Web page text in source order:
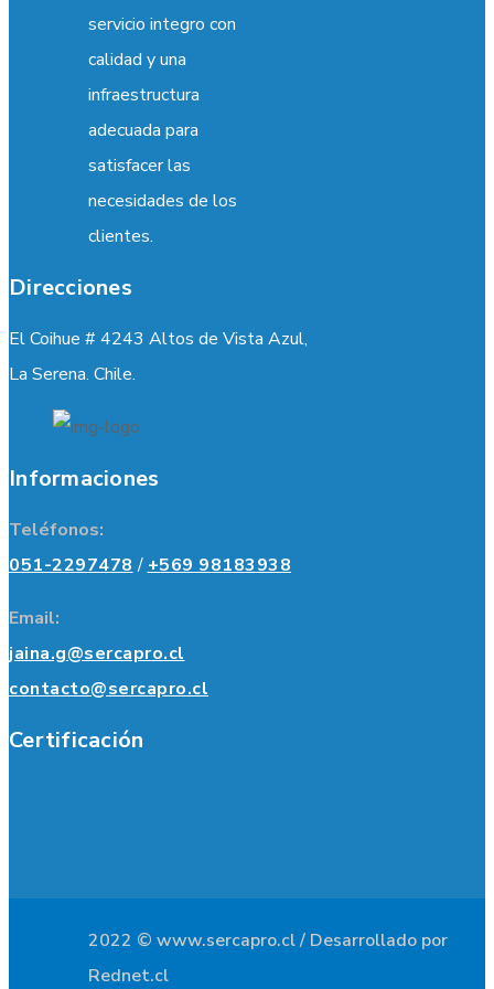
servicio integro con
calidad y una
infraestructura
adecuada para
satisfacer las
necesidades de los
clientes.
Direcciones
El Coihue # 4243 Altos de Vista Azul,
La Serena. Chile.
Informaciones
Teléfonos:
051-2297478 / +569 98183938
Email:
jaina.g@sercapro.cl
contacto@sercapro.cl
Certificación
2022 © www.sercapro.cl / Desarrollado por
Rednet.cl